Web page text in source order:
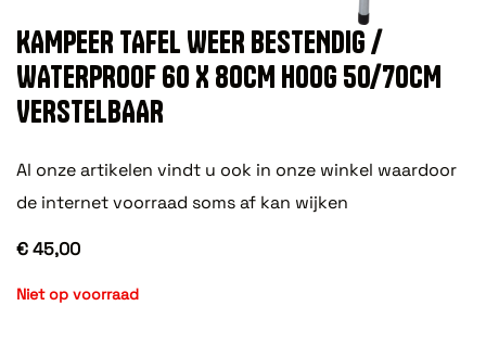
KAMPEER TAFEL WEER BESTENDIG /
WATERPROOF 60 X 80CM HOOG 50/70CM
VERSTELBAAR
Al onze artikelen vindt u ook in onze winkel waardoor
de internet voorraad soms af kan wijken
€ 45,00
Niet op voorraad